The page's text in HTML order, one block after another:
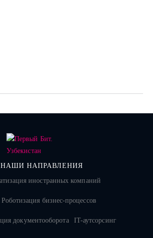
НАШИ НАПРАВЛЕНИЯ
иностранных компаний
бизнес-процессов
документооборота IT-аутсорсинг